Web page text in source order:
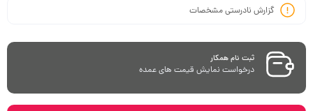
گزارش نادرستی مشخصات
ثبت نام همکار
درخواست نمایش قیمت های عمده